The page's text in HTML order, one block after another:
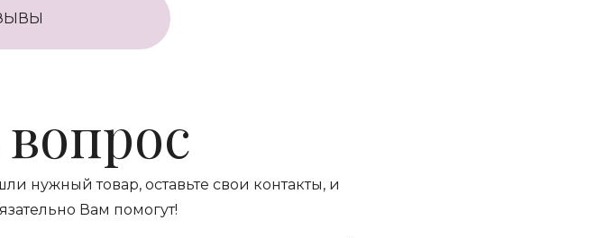
нужный товар, оставьте свои контакты, и
Вам помогут!